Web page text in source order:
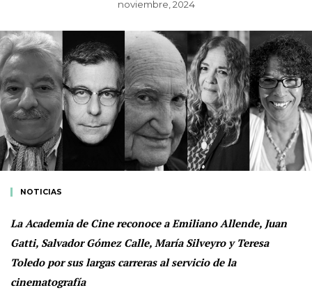
noviembre, 2024
NOTICIAS
La Academia de Cine reconoce a Emiliano Allende, Juan
Gatti, Salvador Gómez Calle, María Silveyro y Teresa
Toledo por sus largas carreras al servicio de la
cinematografía